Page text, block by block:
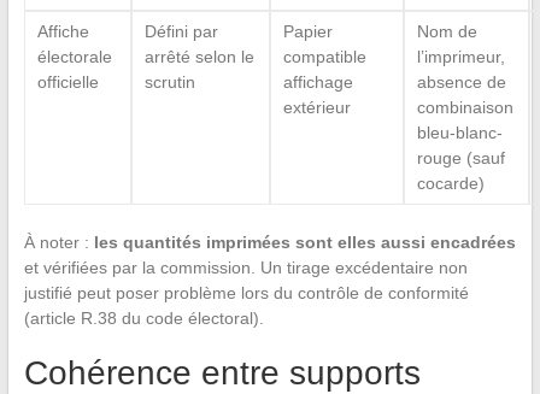
Affiche
électorale
officielle
Défini par
arrêté selon le
scrutin
Papier
compatible
affichage
extérieur
Nom de
l’imprimeur,
absence de
combinaison
bleu-blanc-
rouge (sauf
cocarde)
À noter : les quantités imprimées sont elles aussi encadrées
et vérifiées par la commission. Un tirage excédentaire non
justifié peut poser problème lors du contrôle de conformité
(article R.38 du code électoral).
Cohérence entre supports